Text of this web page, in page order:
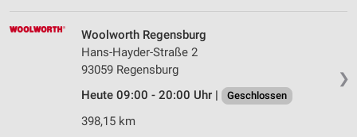
❯
Woolworth Regensburg
Hans-Hayder-Straße 2
93059 Regensburg
Heute 09:00 - 20:00 Uhr |
Geschlossen
398,15 km
IAB-Verarbeitungszwecke:
Speichern von oder Zugriff auf Informationen
auf einem Endgerät
Verwendung reduzierter Daten zur Auswahl von
Werbeanzeigen